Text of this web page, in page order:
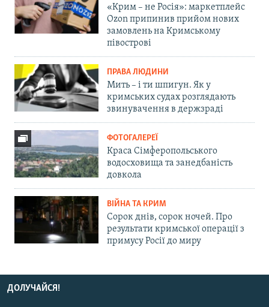
«Крим – не Росія»: маркетплейс
Ozon припинив прийом нових
замовлень на Кримському
півострові
ПРАВА ЛЮДИНИ
Мить – і ти шпигун. Як у
кримських судах розглядають
звинувачення в держзраді
ФОТОГАЛЕРЕЇ
Краса Сімферопольського
водосховища та занедбаність
довкола
ВІЙНА ТА КРИМ
Сорок днів, сорок ночей. Про
результати кримської операції з
примусу Росії до миру
ДОЛУЧАЙСЯ!